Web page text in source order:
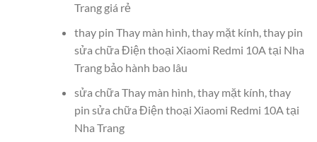
Trang giá rẻ
thay pin Thay màn hình, thay mặt kính, thay pin
sửa chữa Điện thoại Xiaomi Redmi 10A tại Nha
Trang bảo hành bao lâu
sửa chữa Thay màn hình, thay mặt kính, thay
pin sửa chữa Điện thoại Xiaomi Redmi 10A tại
Nha Trang